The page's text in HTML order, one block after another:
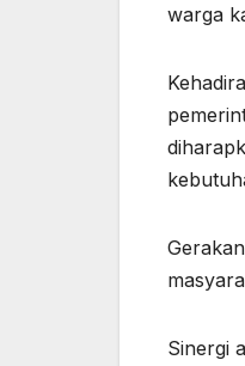
warga
Sinergi